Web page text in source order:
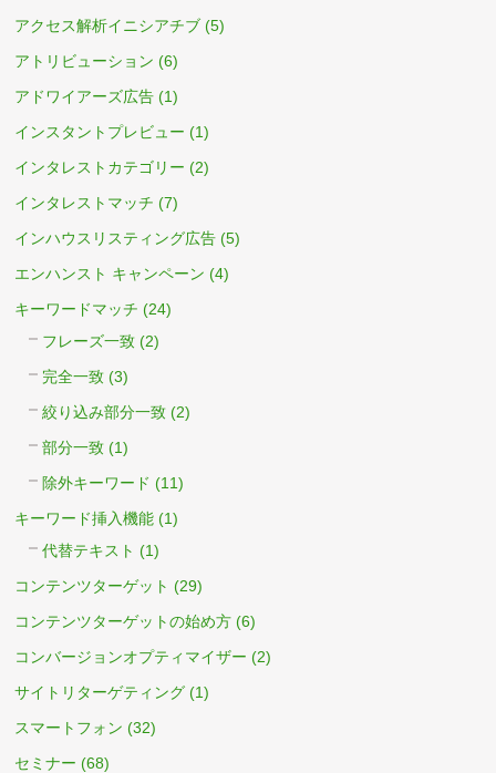
アクセス解析イニシアチブ (5)
アトリビューション (6)
アドワイアーズ広告 (1)
インスタントプレビュー (1)
インタレストカテゴリー (2)
インタレストマッチ (7)
インハウスリスティング広告 (5)
エンハンスト キャンペーン (4)
キーワードマッチ (24)
フレーズ一致 (2)
完全一致 (3)
絞り込み部分一致 (2)
部分一致 (1)
除外キーワード (11)
キーワード挿入機能 (1)
代替テキスト (1)
コンテンツターゲット (29)
コンテンツターゲットの始め方 (6)
コンバージョンオプティマイザー (2)
サイトリターゲティング (1)
スマートフォン (32)
セミナー (68)